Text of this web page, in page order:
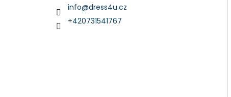
info@dress4u.cz
+420731541767